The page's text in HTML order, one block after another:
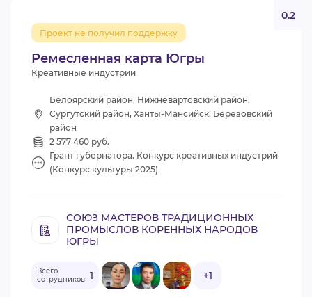
Ремесленная карта Югры
Проект не получил поддержку
0.2
Креативные индустрии
Белоярский район, Нижневартовский район,
Сургутский район, Ханты-Мансийск, Березовский
район
2 577 460 руб.
Грант губернатора. Конкурс креативных индустрий
(Конкурс культуры 2025)
СОЮЗ МАСТЕРОВ ТРАДИЦИОННЫХ
ПРОМЫСЛОВ КОРЕННЫХ НАРОДОВ
ЮГРЫ
Всего
сотрудников 1 +1